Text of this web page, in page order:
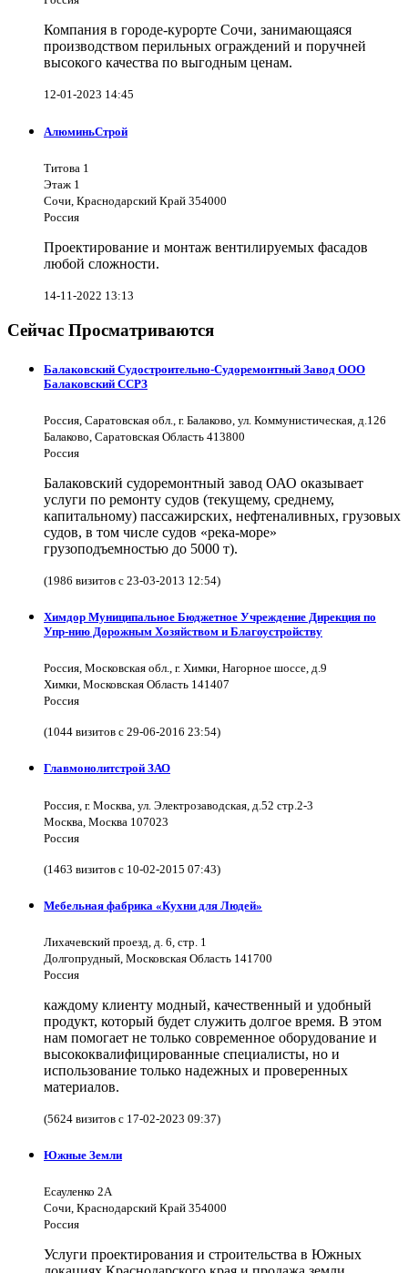
Компания в городе-курорте Сочи, занимающаяся
производством перильных ограждений и поручней
высокого качества по выгодным ценам.
12-01-2023 14:45
АлюминьСтрой
Титова 1
Этаж 1
Сочи, Краснодарский Край 354000
Россия
Проектирование и монтаж вентилируемых фасадов
любой сложности.
14-11-2022 13:13
Сейчас Просматриваются
Балаковский Судостроительно-Судоремонтный Завод ООО
Балаковский ССРЗ
Россия, Саратовская обл., г. Балаково, ул. Коммунистическая, д.126
Балаково, Саратовская Область 413800
Россия
Балаковский судоремонтный завод ОАО оказывает
услуги по ремонту судов (текущему, среднему,
капитальному) пассажирских, нефтеналивных, грузовых
судов, в том числе судов «река-море»
грузоподъемностью до 5000 т).
(1986 визитов с 23-03-2013 12:54)
Химдор Муниципальное Бюджетное Учреждение Дирекция по
Упр-нию Дорожным Хозяйством и Благоустройству
Россия, Московская обл., г. Химки, Нагорное шоссе, д.9
Химки, Московская Область 141407
Россия
(1044 визитов с 29-06-2016 23:54)
Главмонолитстрой ЗАО
Россия, г. Москва, ул. Электрозаводская, д.52 стр.2-3
Москва, Москва 107023
Россия
(1463 визитов с 10-02-2015 07:43)
Мебельная фабрика «Кухни для Людей»
Лихачевский проезд, д. 6, стр. 1
Долгопрудный, Московская Область 141700
Россия
каждому клиенту модный, качественный и удобный
продукт, который будет служить долгое время. В этом
нам помогает не только современное оборудование и
высококвалифицированные специалисты, но и
использование только надежных и проверенных
материалов.
(5624 визитов с 17-02-2023 09:37)
Южные Земли
Есауленко 2А
Сочи, Краснодарский Край 354000
Россия
Услуги проектирования и строительства в Южных